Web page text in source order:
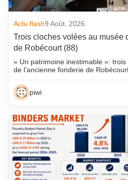
Actu flash9 Août. 2026
Trois cloches volées au musée
de Robécourt (88)
« Un patrimoine inestimable »:
de l’ancienne fonderie de
piwi